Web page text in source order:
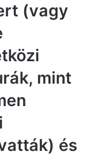
(vagy
mint
és